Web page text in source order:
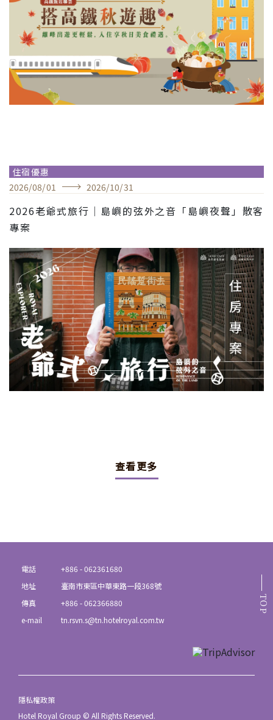
住宿優惠
2026/08/01 2026/10/31
2026老爺式旅行│島嶼的弦外之音「島嶼夜聲」散客
專案
查看更多
TOP
電話
+886 - 062361680
地址
臺南市東區中華東路一段368號
傳真
+886 - 062366880
e-mail
tn.rsvn.s@tn.hotelroyal.com.tw
隱私權政策
Hotel Royal Group © All Rights Reserved.